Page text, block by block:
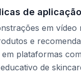
de aplicação
em
e
em plataformas
de